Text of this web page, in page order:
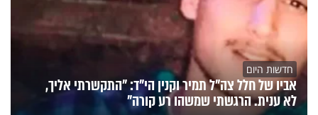
חדשות היום
אביו של חלל צה"ל תמיר וקנין הי"ד: "התקשרתי אליך,
לא ענית. הרגשתי שמשהו רע קורה"